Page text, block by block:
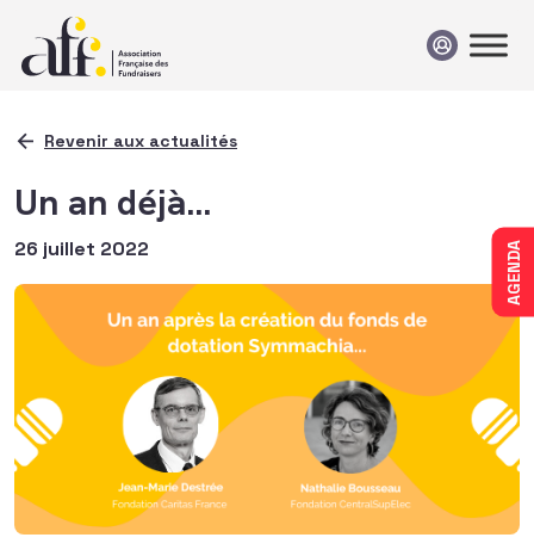
AGENDA
Revenir aux actualités
Un an déjà…
26 juillet 2022